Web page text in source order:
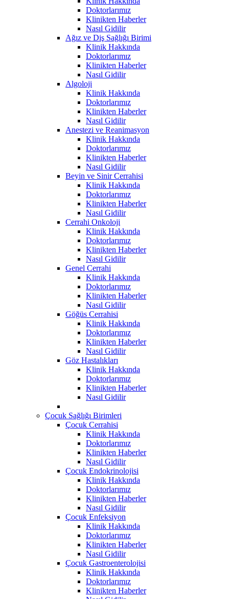
Doktorlarımız
Klinikten Haberler
Nasıl Gidilir
Ağız ve Diş Sağlığı Birimi
Klinik Hakkında
Doktorlarımız
Klinikten Haberler
Nasıl Gidilir
Algoloji
Klinik Hakkında
Doktorlarımız
Klinikten Haberler
Nasıl Gidilir
Anestezi ve Reanimasyon
Klinik Hakkında
Doktorlarımız
Klinikten Haberler
Nasıl Gidilir
Beyin ve Sinir Cerrahisi
Klinik Hakkında
Doktorlarımız
Klinikten Haberler
Nasıl Gidilir
Cerrahi Onkoloji
Klinik Hakkında
Doktorlarımız
Klinikten Haberler
Nasıl Gidilir
Genel Cerrahi
Klinik Hakkında
Doktorlarımız
Klinikten Haberler
Nasıl Gidilir
Göğüs Cerrahisi
Klinik Hakkında
Doktorlarımız
Klinikten Haberler
Nasıl Gidilir
Göz Hastalıkları
Klinik Hakkında
Doktorlarımız
Klinikten Haberler
Nasıl Gidilir
Çocuk Sağlığı Birimleri
Çocuk Cerrahisi
Klinik Hakkında
Doktorlarımız
Klinikten Haberler
Nasıl Gidilir
Çocuk Endokrinolojisi
Klinik Hakkında
Doktorlarımız
Klinikten Haberler
Nasıl Gidilir
Çocuk Enfeksiyon
Klinik Hakkında
Doktorlarımız
Klinikten Haberler
Nasıl Gidilir
Çocuk Gastroenterolojisi
Klinik Hakkında
Doktorlarımız
Klinikten Haberler